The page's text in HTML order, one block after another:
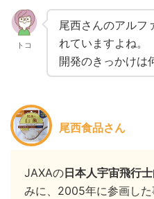
トコ
尾西さんのアルフ
れていますよね。
開発のきっかけは
尾西食品さん
JAXAの日本人宇宙飛行
みに、2005年に参画した